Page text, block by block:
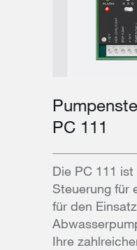
PC 111
Die PC 111
Steuerung für
für den
Ihre